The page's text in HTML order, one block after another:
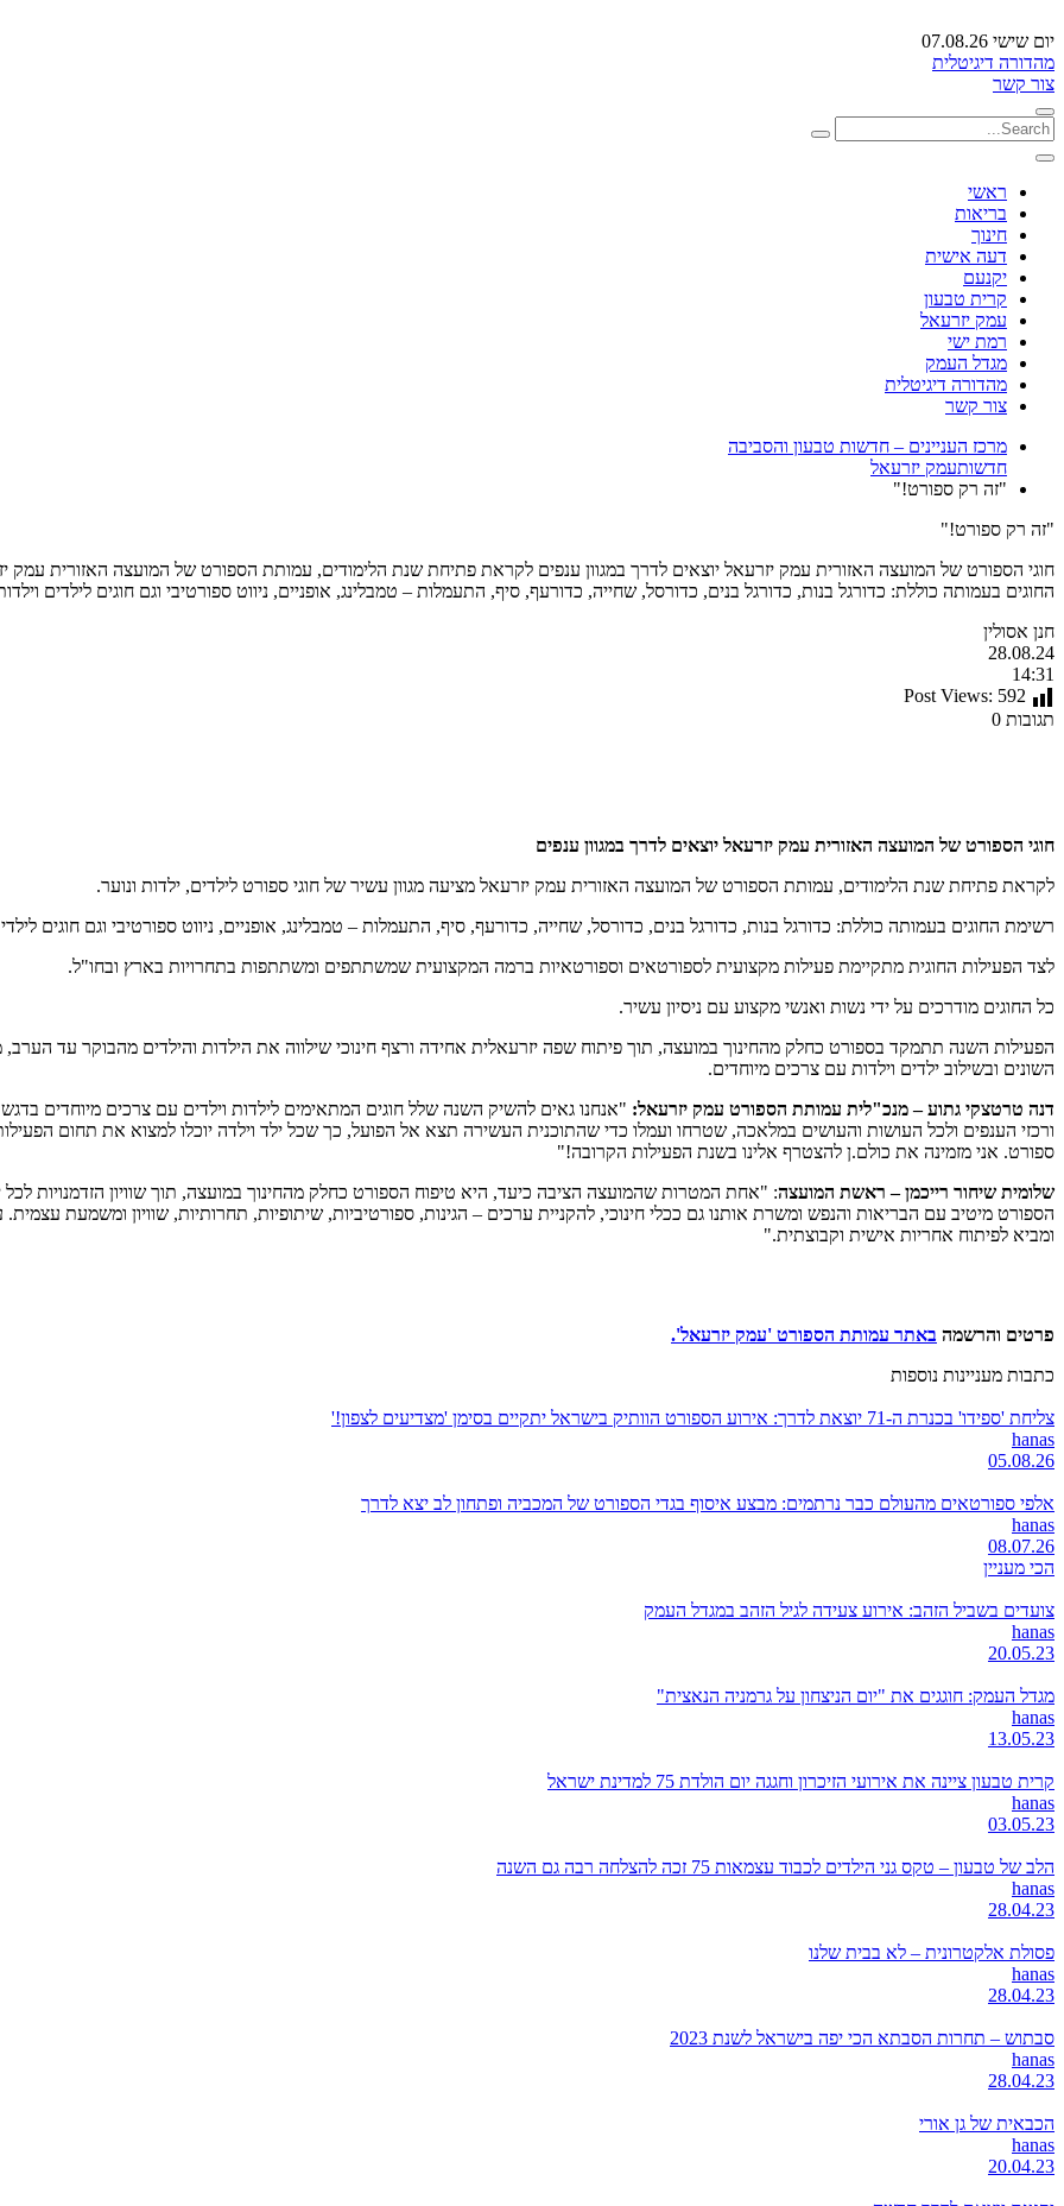
יום שישי 07.08.26
מהדורה דיגיטלית
צור קשר
ראשי
בריאות
חינוך
דעה אישית
יקנעם
קרית טבעון
עמק יזרעאל
רמת ישי
מגדל העמק
מהדורה דיגיטלית
צור קשר
מרכז העניינים – חדשות טבעון והסביבה
חדשותעמק יזרעאל
"זה רק ספורט!"
"זה רק ספורט!"
חוגי הספורט של המועצה האזורית עמק יזרעאל יוצאים לדרך במגוון ענפים לקראת פתיחת שנת הלימודים, עמותת הספורט של המועצה האזורית עמק
החוגים בעמותה כוללת: כדורגל בנות, כדורגל בנים, כדורסל, שחייה, כדורעף, סיף, התעמלות – טמבלינג, אופניים, ניווט ספורטיבי וגם חוגים לילדים
חנן אסולין
28.08.24
14:31
Post Views: 592
תגובות 0
חוגי הספורט של המועצה האזורית עמק יזרעאל יוצאים לדרך במגוון ענפים
לקראת פתיחת שנת הלימודים, עמותת הספורט של המועצה האזורית עמק יזרעאל מציעה מגוון עשיר של חוגי ספורט לילדים, ילדות ונוער.
רשימת החוגים בעמותה כוללת: כדורגל בנות, כדורגל בנים, כדורסל, שחייה, כדורעף, סיף, התעמלות – טמבלינג, אופניים, ניווט ספורטיבי וגם חוגים
לצד הפעילות החוגית מתקיימת פעילות מקצועית לספורטאים וספורטאיות ברמה המקצועית שמשתתפים ומשתתפות בתחרויות בארץ ובחו"ל.
כל החוגים מודרכים על ידי נשות ואנשי מקצוע עם ניסיון עשיר.
הפעילות השנה תתמקד בספורט כחלק מהחינוך במועצה, תוך פיתוח שפה יזרעאלית אחידה ורצף חינוכי שילווה את הילדות והילדים מהבוקר עד הערב,
השונים ובשילוב ילדים וילדות עם צרכים מיוחדים.
דנה טרטצקי גתוע – מנכ"לית עמותת הספורט עמק יזרעאל: "אנחנו גאים להשיק השנה שלל חוגים המתאימים לילדות וילדים עם צרכים מיוחדים
ורכזי הענפים ולכל העושות והעושים במלאכה, שטרחו ועמלו כדי שהתוכנית העשירה תצא אל הפועל, כך שכל ילד וילדה יוכלו למצוא את תחום
ספורט. אני מזמינה את כולם.ן להצטרף אלינו בשנת הפעילות הקרובה!"
שלומית שיחור רייכמן – ראשת המועצה: "אחת המטרות שהמועצה הציבה כיעד, היא טיפוח הספורט כחלק מהחינוך במועצה, תוך שוויון הזדמנויות לכל
הספורט מיטיב עם הבריאות והנפש ומשרת אותנו גם ככלי חינוכי, להקניית ערכים – הגינות, ספורטיביות, שיתופיות, תחרותיות, שוויון ומשמעת
ומביא לפיתוח אחריות אישית וקבוצתית."
פרטים והרשמה באתר עמותת הספורט 'עמק יזרעאל'.
כתבות מעניינות נוספות
צליחת 'ספידו' בכנרת ה-71 יוצאת לדרך: אירוע הספורט הוותיק בישראל יתקיים בסימן 'מצדיעים לצפון!'
hanas
05.08.26
אלפי ספורטאים מהעולם כבר נרתמים: מבצע איסוף בגדי הספורט של המכביה ופתחון לב יצא לדרך
hanas
08.07.26
הכי מעניין
צועדים בשביל הזהב: אירוע צעידה לגיל הזהב במגדל העמק
hanas
20.05.23
מגדל העמק: חוגגים את "יום הניצחון על גרמניה הנאצית"
hanas
13.05.23
קרית טבעון ציינה את אירועי הזיכרון וחגגה יום הולדת 75 למדינת ישראל
hanas
03.05.23
הלב של טבעון – טקס גני הילדים לכבוד עצמאות 75 זכה להצלחה רבה גם השנה
hanas
28.04.23
פסולת אלקטרונית – לא בבית שלנו
hanas
28.04.23
סבתוש – תחרות הסבתא הכי יפה בישראל לשנת 2023
hanas
28.04.23
הכבאית של גן אורי
hanas
20.04.23